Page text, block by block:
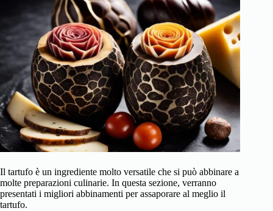
Il tartufo è un ingrediente molto versatile che si può abbinare a
molte preparazioni culinarie. In questa sezione, verranno
presentati i migliori abbinamenti per assaporare al meglio il
tartufo.